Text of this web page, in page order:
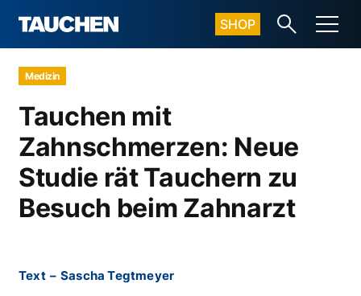
SHOP
Medizin
Tauchen mit
Zahnschmerzen: Neue
Studie rät Tauchern zu
Besuch beim Zahnarzt
Text – Sascha Tegtmeyer